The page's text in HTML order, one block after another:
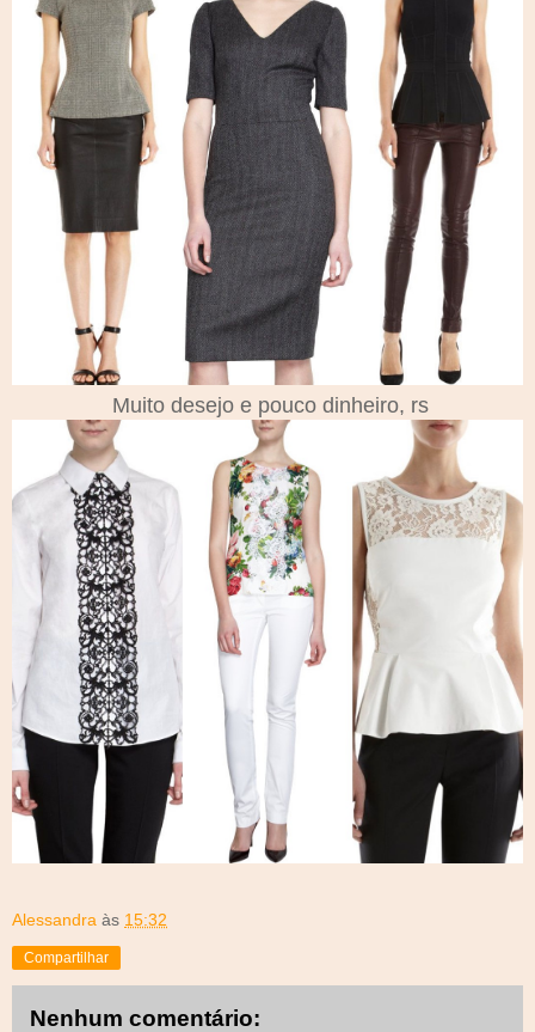
Muito desejo e pouco dinheiro, rs
Alessandra às 15:32
Compartilhar
Nenhum comentário: